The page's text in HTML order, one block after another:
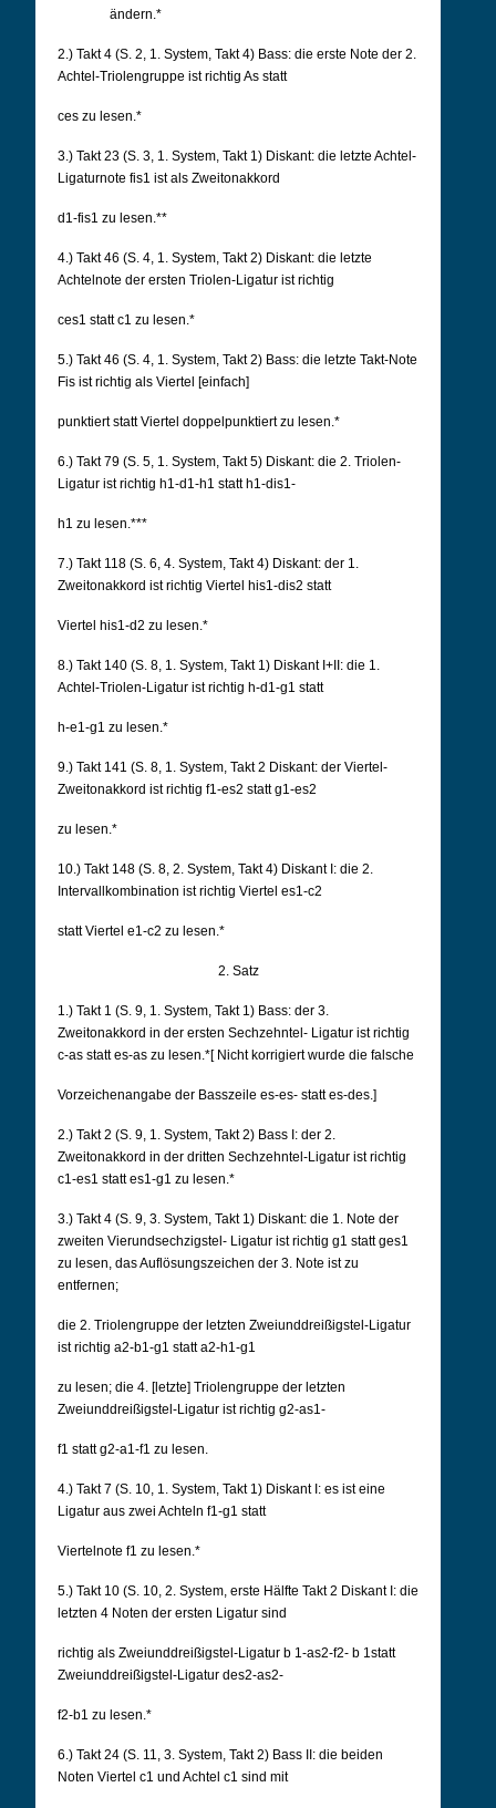
ändern.*
2.) Takt 4 (S. 2, 1. System, Takt 4) Bass: die erste Note der 2.
Achtel-Triolengruppe ist richtig As statt
ces zu lesen.*
3.) Takt 23 (S. 3, 1. System, Takt 1) Diskant: die letzte Achtel-
Ligaturnote fis1 ist als Zweitonakkord
d1-fis1 zu lesen.**
4.) Takt 46 (S. 4, 1. System, Takt 2) Diskant: die letzte
Achtelnote der ersten Triolen-Ligatur ist richtig
ces1 statt c1 zu lesen.*
5.) Takt 46 (S. 4, 1. System, Takt 2) Bass: die letzte Takt-Note
Fis ist richtig als Viertel [einfach]
punktiert statt Viertel doppelpunktiert zu lesen.*
6.) Takt 79 (S. 5, 1. System, Takt 5) Diskant: die 2. Triolen-
Ligatur ist richtig h1-d1-h1 statt h1-dis1-
h1 zu lesen.***
7.) Takt 118 (S. 6, 4. System, Takt 4) Diskant: der 1.
Zweitonakkord ist richtig Viertel his1-dis2 statt
Viertel his1-d2 zu lesen.*
8.) Takt 140 (S. 8, 1. System, Takt 1) Diskant I+II: die 1.
Achtel-Triolen-Ligatur ist richtig h-d1-g1 statt
h-e1-g1 zu lesen.*
9.) Takt 141 (S. 8, 1. System, Takt 2 Diskant: der Viertel-
Zweitonakkord ist richtig f1-es2 statt g1-es2
zu lesen.*
10.) Takt 148 (S. 8, 2. System, Takt 4) Diskant I: die 2.
Intervallkombination ist richtig Viertel es1-c2
statt Viertel e1-c2 zu lesen.*
2. Satz
1.) Takt 1 (S. 9, 1. System, Takt 1) Bass: der 3.
Zweitonakkord in der ersten Sechzehntel- Ligatur ist richtig
c-as statt es-as zu lesen.*[ Nicht korrigiert wurde die falsche
Vorzeichenangabe der Basszeile es-es- statt es-des.]
2.) Takt 2 (S. 9, 1. System, Takt 2) Bass I: der 2.
Zweitonakkord in der dritten Sechzehntel-Ligatur ist richtig
c1-es1 statt es1-g1 zu lesen.*
3.) Takt 4 (S. 9, 3. System, Takt 1) Diskant: die 1. Note der
zweiten Vierundsechzigstel- Ligatur ist richtig g1 statt ges1
zu lesen, das Auflösungszeichen der 3. Note ist zu
entfernen;
die 2. Triolengruppe der letzten Zweiunddreißigstel-Ligatur
ist richtig a2-b1-g1 statt a2-h1-g1
zu lesen; die 4. [letzte] Triolengruppe der letzten
Zweiunddreißigstel-Ligatur ist richtig g2-as1-
f1 statt g2-a1-f1 zu lesen.
4.) Takt 7 (S. 10, 1. System, Takt 1) Diskant I: es ist eine
Ligatur aus zwei Achteln f1-g1 statt
Viertelnote f1 zu lesen.*
5.) Takt 10 (S. 10, 2. System, erste Hälfte Takt 2 Diskant I: die
letzten 4 Noten der ersten Ligatur sind
richtig als Zweiunddreißigstel-Ligatur b 1-as2-f2- b 1statt
Zweiunddreißigstel-Ligatur des2-as2-
f2-b1 zu lesen.*
6.) Takt 24 (S. 11, 3. System, Takt 2) Bass II: die beiden
Noten Viertel c1 und Achtel c1 sind mit